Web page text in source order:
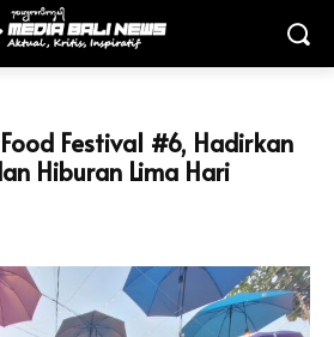
Festival #6, Hadirkan
Hiburan Lima Hari